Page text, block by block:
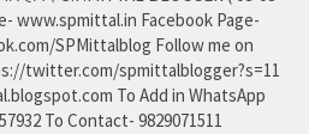
www.spmittal.in Facebook Page-
SPMittalblog Follow me on
twitter.com/spmittalblogger?s=11
To Add in WhatsApp
To Contact- 9829071511